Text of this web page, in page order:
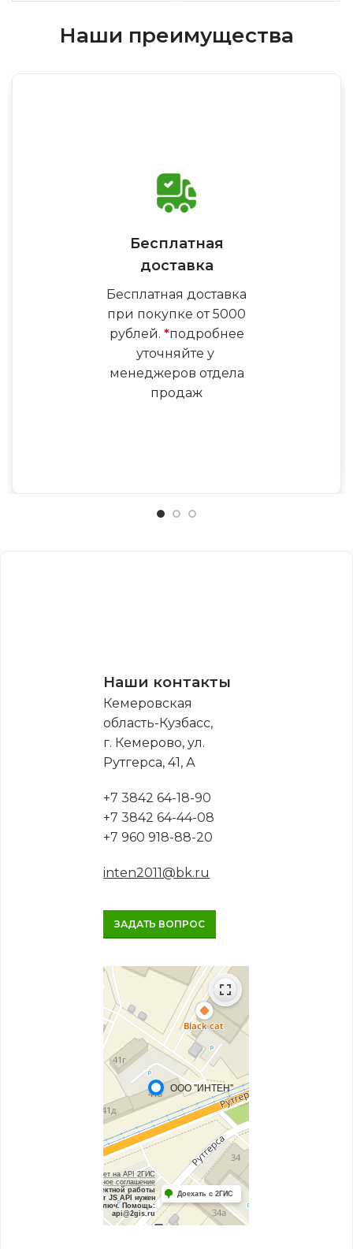
Наши преимущества
Бесплатная
доставка
Бесплатная доставка
при покупке от 5000
рублей. *подробнее
уточняйте у
менеджеров отдела
продаж
Наши контакты
Кемеровская
область-Кузбасс,
г. Кемерово, ул.
Рутгерса, 41, А
+7 3842 64-18-90
+7 3842 64-44-08
+7 960 918-88-20
inten2011@bk.ru
ЗАДАТЬ ВОПРОС